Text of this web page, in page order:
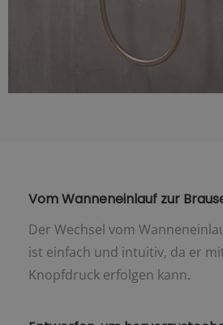
Vom Wanneneinlauf zur
Der Wechsel vom
ist einfach und intuitiv, da er
Knopfdruck erfolgen kann.